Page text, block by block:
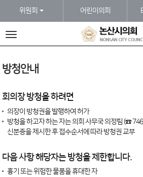
위원회
어린이의회
전
방청안내
회의장 방청을 하려면
의장이 방청권을 발행하여 허가
방청을 하고자 하는 자는 의회 사무국 의정팀 (☎
신분증을 제시한 후 접수순서에 따라 방청권 교부
다음 사항 해당자는 방청을 제한합니다.
흉기 또는 위험한 물품을 휴대한 자